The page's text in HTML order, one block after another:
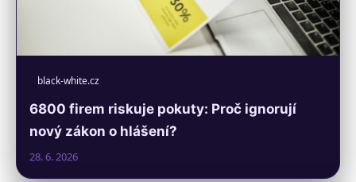
black-white.cz
6800 firem riskuje pokuty: Proč ignorují
nový zákon o hlášení?
28. 6. 2026